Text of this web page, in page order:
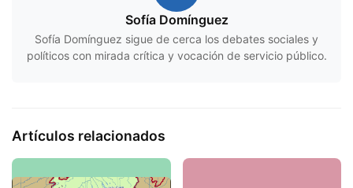
Sofía Domínguez
Sofía Domínguez sigue de cerca los debates sociales y
políticos con mirada crítica y vocación de servicio público.
Artículos relacionados